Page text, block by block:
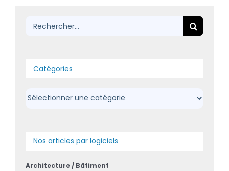
Rechercher:
Catégories
Catégories
Nos articles par logiciels
Architecture / Bâtiment